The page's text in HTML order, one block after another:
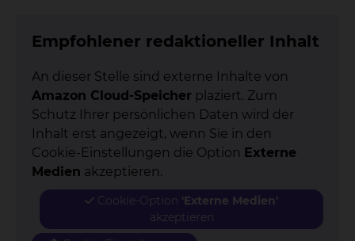
Empfohlener redaktioneller Inhalt
An dieser Stelle sind externe Inhalte von
Amazon Cloud-Speicher plaziert. Zum
Schutz Ihrer persönlichen Daten wird der
Inhalt erst angezeigt, wenn Sie in den
Cookie-Einstellungen die Option Externe
Medien akzeptieren.
Cookie-Option 'Externe Medien'
akzeptieren